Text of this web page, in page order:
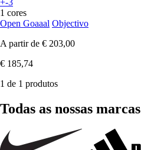
+-3
1 cores
Open Goaaal Objectivo
A partir de € 203,00
€ 185,74
1 de 1 produtos
Todas as nossas marcas